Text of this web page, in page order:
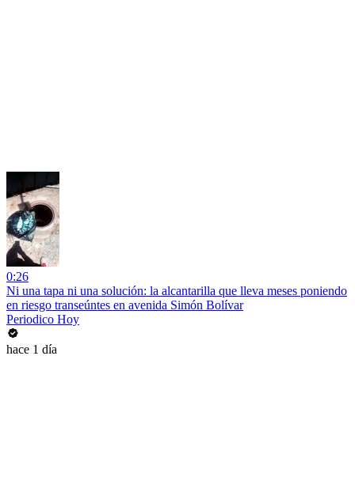
0:26
Ni una tapa ni una solución: la alcantarilla que lleva meses poniendo
en riesgo transeúntes en avenida Simón Bolívar
Periodico Hoy
hace 1 día